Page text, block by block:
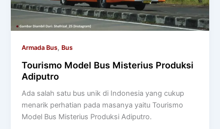
Armada Bus, Bus
Tourismo Model Bus Misterius Produksi
Adiputro
Ada salah satu bus unik di Indonesia yang cukup
menarik perhatian pada masanya yaitu Tourismo
Model Bus Misterius Produksi Adiputro.